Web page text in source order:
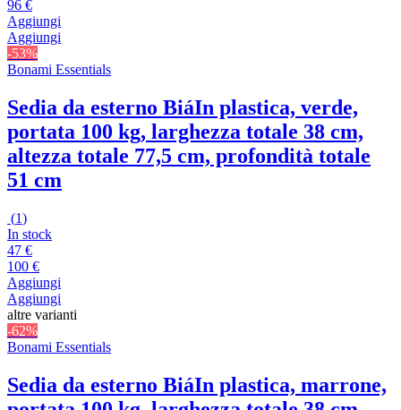
96 €
Aggiungi
Aggiungi
-53%
Bonami Essentials
Sedia da esterno BiáIn plastica, verde,
portata 100 kg, larghezza totale 38 cm,
altezza totale 77,5 cm, profondità totale
51 cm
(1)
In stock
47 €
100 €
Aggiungi
Aggiungi
altre varianti
-62%
Bonami Essentials
Sedia da esterno BiáIn plastica, marrone,